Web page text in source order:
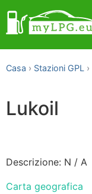
Casa Stazioni GPL
Lukoil
Descrizione: N / A
Carta geografica